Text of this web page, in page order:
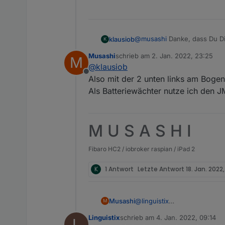
jetzt funktioniert es seit
Ich logge die Daten
K klausiob@musashi Danke, dass Du
zu 1: Ja ich meine den
zu 2: Server? Alle anderen
hast Du da für ein Teil?
Wollte nur wissen, ob Du
M
Offline
Musashischrieb am 2. Jan. 2022, 23:25
zuletzt editiert von
@klausiob
Also mit der 2 unten links am
Als Batteriewächter nutze ich den
M U S A S H I
Fibaro HC2 / iobroker raspian / iPad 2
K 1 Antwort Letzte Antwort 18. Jan.
M Musashi@linguistix
Door Buttons.rtf
Linguistixschrieb am 4. Jan. 2022, 09:14
zuletzt editiert von